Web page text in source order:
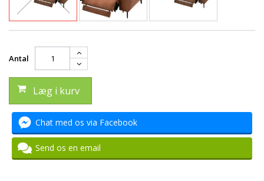
Antal
Læg i kurv
Chat med os via Facebook
Send os en email